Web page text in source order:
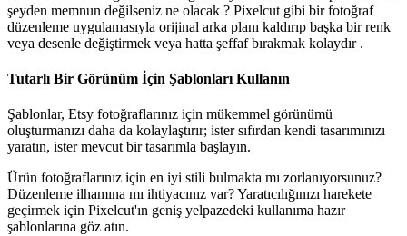
şeyden memnun değilseniz ne olacak ? Pixelcut gibi bir fotoğraf
düzenleme uygulamasıyla orijinal arka planı kaldırıp başka bir renk
veya desenle değiştirmek veya hatta şeffaf bırakmak kolaydır .
Tutarlı Bir Görünüm İçin Şablonları Kullanın
Şablonlar, Etsy fotoğraflarınız için mükemmel görünümü
oluşturmanızı daha da kolaylaştırır; ister sıfırdan kendi tasarımınızı
yaratın, ister mevcut bir tasarımla başlayın.
Ürün fotoğraflarınız için en iyi stili bulmakta mı zorlanıyorsunuz?
Düzenleme ilhamına mı ihtiyacınız var? Yaratıcılığınızı harekete
geçirmek için Pixelcut'ın geniş yelpazedeki kullanıma hazır
şablonlarına göz atın.